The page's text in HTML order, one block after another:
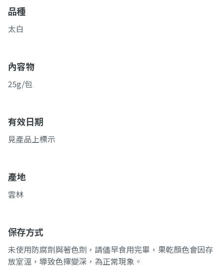
品種
太白
內容物
25g/包
有效日期
見產品上標示
產地
雲林
保存方式
未使用防腐劑與著色劑，請儘早食用完畢，果乾顏色會因存
放室溫，導致色擇變深，為正常現象。